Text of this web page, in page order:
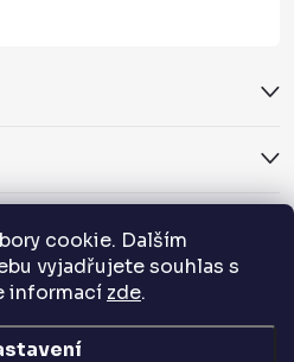
cookie. Dalším
vyjadřujete souhlas s
informací zde.